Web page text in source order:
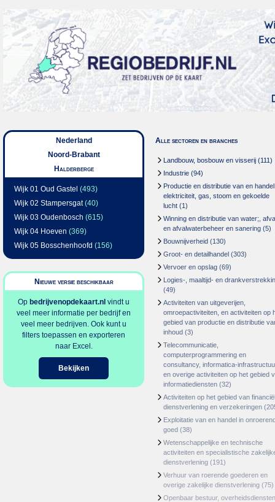
Nederland
Noord-Brabant
Halderberge
Wijk 01 Oud Gastel (493)
Wijk 02 Stampersgat(40)
Wijk 03 Oudenbosch (615)
Wijk 04 Hoeven (369)
Wijk 05 Bosschenhoofd (156)
Nieuwe versie beschikbaar
Op bedrijvenopdekaart.nl vindt u
veel meer informatie per bedrijf en
veel meer bedrijven. Ook kunt u
filters toepassen en exporteren
naar Excel.
Bekijken
Alle sectoren en branches
Landbouw, bosbouw en visserij (111)
Industrie (94)
Productie en distributie van en
elektriciteit, gas, stoom en gekoelde
lucht (1)
Winning en distributie van water;,
en afvalwaterbeheer en sanering (5)
Bouwnijverheid (130)
Groot- en detailhandel (303)
Vervoer en opslag (69)
Logies-, maaltijd- en
(49)
Activiteiten van uitgeverijen,
omroepactiviteiten, en activiteiten op
gebied van productie en distributie
inhoud (3)
Telecommunicatie,
computerprogrammering en
consultancy, informatica-
en overige activiteiten op het gebied
informatiediensten (32)
Activiteiten op het gebied van
dienstverlening en verzekeringen
Exploitatie van en handel in
goed (38)
Wetenschappelijke en technische
activiteiten en specialistische
dienstverlening (191)
Verhuur van roerende goederen en
overige zakelijke dienstverlening (75)
Openbaar bestuur, overheidsdiensten